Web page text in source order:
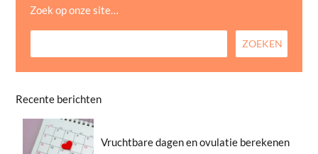
Zoek op onze site…
Recente berichten
Vruchtbare dagen en ovulatie berekenen